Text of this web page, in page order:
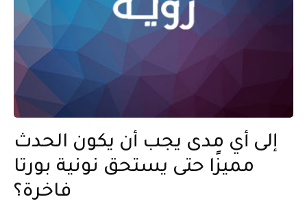
إلى أي مدى يجب أن يكون الحدث
مميزًا حتى يستحق نونية بورتا
فاخرة؟